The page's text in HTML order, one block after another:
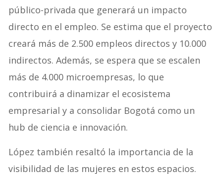
público-privada que generará un impacto
directo en el empleo. Se estima que el proyecto
creará más de 2.500 empleos directos y 10.000
indirectos. Además, se espera que se escalen
más de 4.000 microempresas, lo que
contribuirá a dinamizar el ecosistema
empresarial y a consolidar Bogotá como un
hub de ciencia e innovación.
López también resaltó la importancia de la
visibilidad de las mujeres en estos espacios.